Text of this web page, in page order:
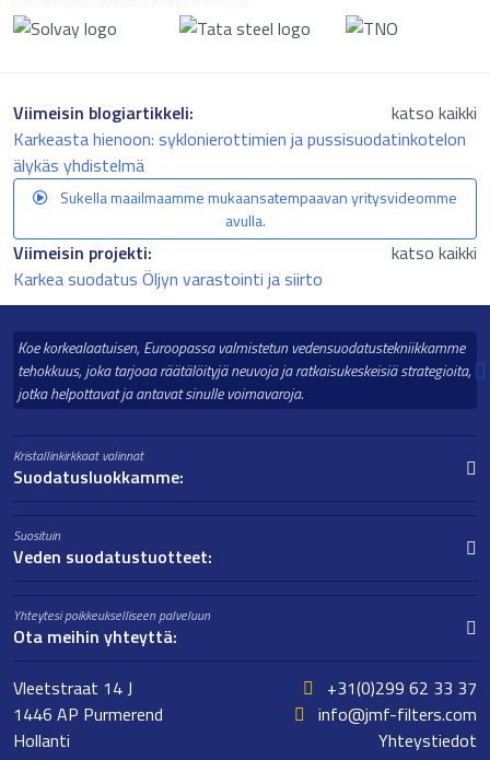
Viimeisin blogiartikkeli:
katso kaikki
Karkeasta hienoon: syklonierottimien ja pussisuodatinkotelon
älykäs yhdistelmä
Sukella maailmaamme mukaansatempaavan yritysvideomme
avulla.
Viimeisin projekti:
katso kaikki
Karkea suodatus Öljyn varastointi ja siirto
Koe korkealaatuisen, Euroopassa valmistetun vedensuodatustekniikkamme
tehokkuus, joka tarjoaa räätälöityjä neuvoja ja ratkaisukeskeisiä strategioita,
jotka helpottavat ja antavat sinulle voimavaroja.
Kristallinkirkkaat valinnat
Suodatusluokkamme:
Suosituin
Veden suodatustuotteet:
Yhteytesi poikkeukselliseen palveluun
Ota meihin yhteyttä:
Vleetstraat 14 J
1446 AP Purmerend
Hollanti
+31(0)299 62 33 37
info@jmf-filters.com
Yhteystiedot